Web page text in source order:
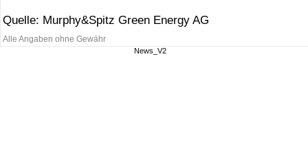
Quelle: Murphy&Spitz Green Energy AG
Alle Angaben ohne Gewähr
News_V2